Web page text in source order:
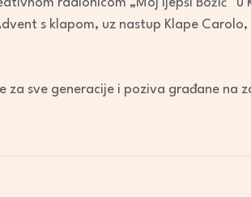
radionicom „Moj ljepši Božić“ u
s klapom, uz nastup Klape
sve generacije i poziva građane na